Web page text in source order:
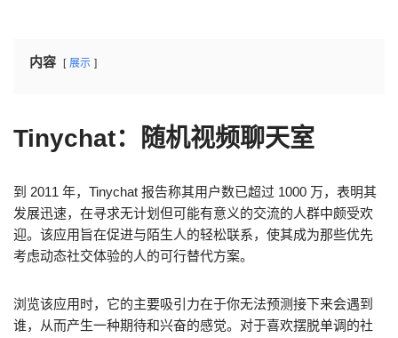
内容 展示
Tinychat：随机视频聊天室
到 2011 年，Tinychat 报告称其用户数已超过 1000 万，表明其
发展迅速，在寻求无计划但可能有意义的交流的人群中颇受欢
迎。该应用旨在促进与陌生人的轻松联系，使其成为那些优先
考虑动态社交体验的人的可行替代方案。
浏览该应用时，它的主要吸引力在于你无法预测接下来会遇到
谁，从而产生一种期待和兴奋的感觉。对于喜欢摆脱单调的社